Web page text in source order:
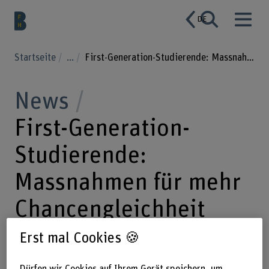
DE
Startseite ... First-Generation-Studierende: Massnahmen für mehr Chancengleichheit
News
First-Generation-
Studierende:
Massnahmen für mehr
Chancengleichheit
Erst mal Cookies 🍪